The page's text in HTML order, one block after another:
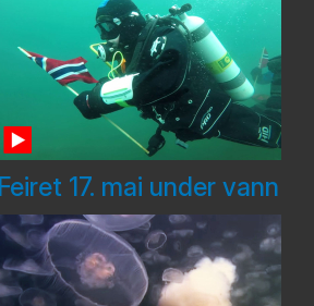
Feiret 17. mai under vann